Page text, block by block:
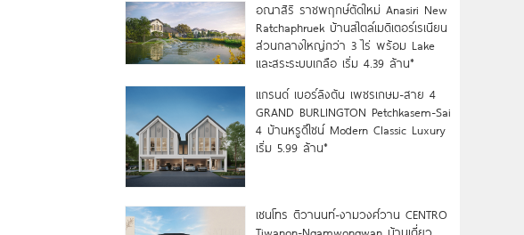
อณาสิริ ราชพฤกษ์ตัดใหม่ Anasiri New
Ratchaphruek บ้านสไตล์เมดิเตอร์เรเนียน
ส่วนกลางใหญ่กว่า 3 ไร่ พร้อม Lake
และสระระบบเกลือ เริ่ม 4.39 ล้าน*
แกรนด์ เบอร์ลิงตัน เพชรเกษม-สาย 4
GRAND BURLINGTON Petchkasem-Sai
4 บ้านหรูดีไซน์ Modern Classic Luxury
เริ่ม 5.99 ล้าน*
เซนโทร ติวานนท์-งามวงศ์วาน CENTRO